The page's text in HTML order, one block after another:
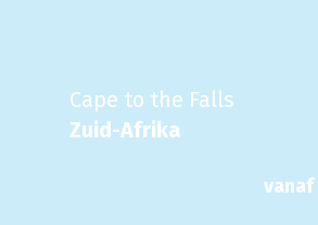
Cape to the Falls
Zuid-Afrika
vanaf